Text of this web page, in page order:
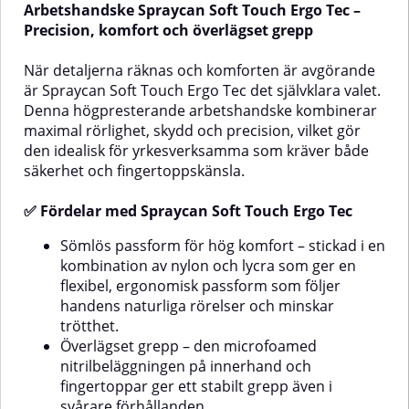
med Soft Touch Ergo TecSömlös
passform för hög komfort –
och lycra som ger en flexibel,
ergonomisk passform som följer
handens naturliga rörelser och
minskar trötthet.Överlägset
grepp – den microfoamed
nitrilbeläggningen på innerhand
och fingertoppar ger ett stabilt
grepp även i svårare
fingertoppskänsla – det tunna,
slitstarka materialet ger optimal
känslighet för arbete med små
detaljer och verktyg.Fri från
skadliga ämnen – silikonfri,
kromfri, fluor- och nickelfri samt
helt fri från
lösningsmedel.Lämnar inga
fingeravtryck – idealisk vid arbete
med glas, elektronik och andra
känsliga ytor.Hudvänlig och
slitstark – noggrant utvalda
material minimerar irritation och
fingertopparna är doppade i
slitstark PU (polyuretan) som ger
utmärkt grepp och extra skydd
där det behövs som mest. PU-
beläggningen ger en optimal
balans mellan styrka och
flexibilitet, vilket gör handsken
perfekt för uppgifter där
precision är nyckeln.✅ Fördelar
med Arbetshandske Soft Touch
ApusSlitstark men flexibel – tunn
utan att kännas klumpigUtmärkt
grepp – säkert grepp på både
torra och lätt oljiga
ytorExceptionell passform –
stretchig polyester som formar
sig efter handenSömlös design –
inga irriterande sömmar,
användningMångsidig
användning – idealisk för
montering, finmekanik,
elektronik, lager och
Arbetshandske Spraycan Soft Touch Ergo Tec –
Precision, komfort och överlägset grepp
När detaljerna räknas och komforten är avgörande
är Spraycan Soft Touch Ergo Tec det självklara valet.
Denna högpresterande arbetshandske kombinerar
maximal rörlighet, skydd och precision, vilket gör
den idealisk för yrkesverksamma som kräver både
säkerhet och fingertoppskänsla.
✅ Fördelar med Spraycan Soft Touch Ergo Tec
Sömlös passform för hög komfort – stickad i en
kombination av nylon och lycra som ger en
flexibel, ergonomisk passform som följer
handens naturliga rörelser och minskar
trötthet.
Överlägset grepp – den microfoamed
nitrilbeläggningen på innerhand och
fingertoppar ger ett stabilt grepp även i